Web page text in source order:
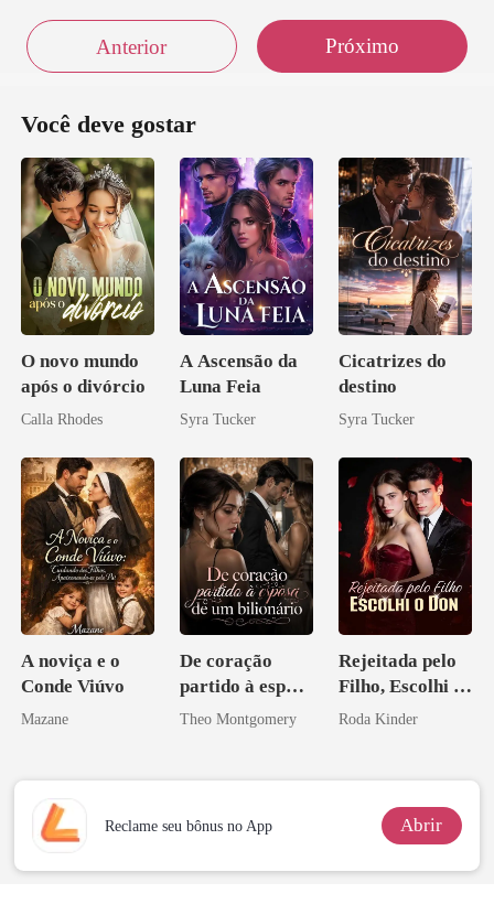
Anterior Próximo
Você deve gostar
O novo mundo
após o divórcio
Calla Rhodes
A Ascensão da
Luna Feia
Syra Tucker
Cicatrizes do
destino
Syra Tucker
A noviça e o
Conde Viúvo
Mazane
De coração
partido à esposa
de um bilionário
Theo Montgomery
Rejeitada pelo
Filho, Escolhi o
Don
Roda Kinder
Reclame seu bônus no App Abrir